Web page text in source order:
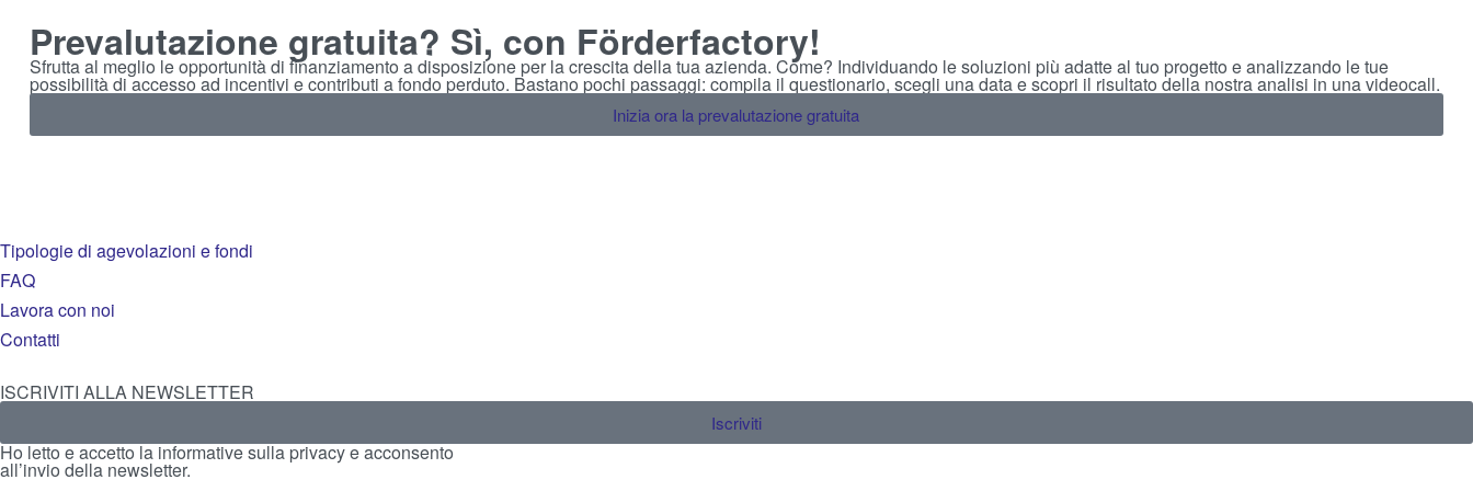
Prevalutazione gratuita? Sì, con Förderfactory!
Sfrutta al meglio le opportunità di finanziamento a disposizione per la crescita della tua azienda. Come? Individuando le soluzioni più adatte al tuo progetto e analizzando le tue
possibilità di accesso ad incentivi e contributi a fondo perduto. Bastano pochi passaggi: compila il questionario, scegli una data e scopri il risultato della nostra analisi in una videocall.
Inizia ora la prevalutazione gratuita
Tipologie di agevolazioni e fondi
FAQ
Lavora con noi
Contatti
ISCRIVITI ALLA NEWSLETTER
Iscriviti
Ho letto e accetto lainformative sulla privacye acconsento
all’invio della newsletter.